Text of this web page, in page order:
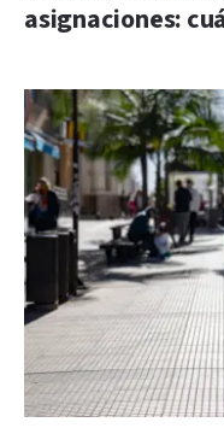
asignaciones: